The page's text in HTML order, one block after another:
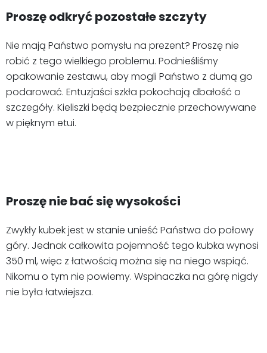
Proszę odkryć pozostałe szczyty
Nie mają Państwo pomysłu na prezent? Proszę nie
robić z tego wielkiego problemu. Podnieśliśmy
opakowanie zestawu, aby mogli Państwo z dumą go
podarować. Entuzjaści szkła pokochają dbałość o
szczegóły. Kieliszki będą bezpiecznie przechowywane
w pięknym etui.
Proszę nie bać się wysokości
Zwykły kubek jest w stanie unieść Państwa do połowy
góry. Jednak całkowita pojemność tego kubka wynosi
350 ml, więc z łatwością można się na niego wspiąć.
Nikomu o tym nie powiemy. Wspinaczka na górę nigdy
nie była łatwiejsza.